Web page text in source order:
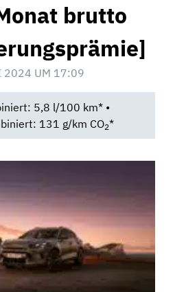
brutto
2024 UM 17:09
5,8 l/100 km* •
131 g/km CO2*